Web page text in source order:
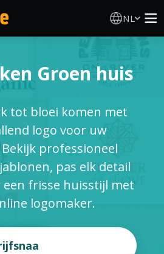
NL
Groen huis
tot bloei komen met
logo voor uw
professioneel
pas elk detail
een frisse huisstijl met
logomaker.